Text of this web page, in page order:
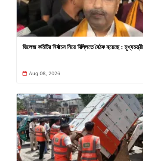
ভিলেজ কমিটির নির্বাচন নিয়ে দিল্লিতে বৈঠক হয়েছে : মুখ্যমন্ত্রী
Aug 08, 2026